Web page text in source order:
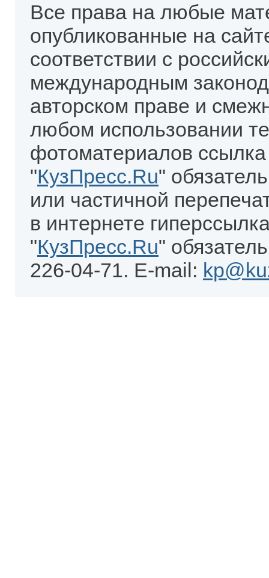
Все права на любые
опубликованные на
соответствии с
международным
авторском праве и
любом использовании
фотоматериалов
"КузПресс.Ru"
или частичной
в интернете
"КузПресс.Ru"
226-04-71. E-mail: